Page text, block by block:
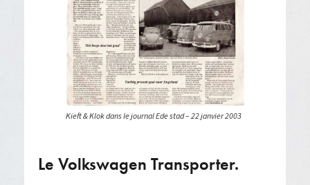
Kieft & Klok dans le journal Ede stad – 22 janvier 2003
Le Volkswagen Transporter.